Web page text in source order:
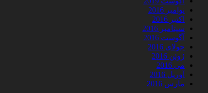
نوامبر 2016
اکتبر 2016
سپتامبر 2016
آگوست 2016
جولای 2016
ژوئن 2016
می 2016
آوریل 2016
مارس 2016